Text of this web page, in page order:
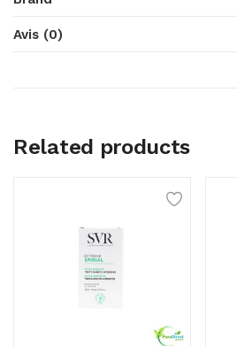
Avis (0)
Related products